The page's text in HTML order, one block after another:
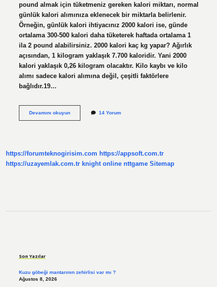
pound almak için tüketmeniz gereken kalori miktarı, normal
günlük kalori alımınıza eklenecek bir miktarla belirlenir.
Örneğin, günlük kalori ihtiyacınız 2000 kalori ise, günde
ortalama 300-500 kalori daha tüketerek haftada ortalama 1
ila 2 pound alabilirsiniz. 2000 kalori kaç kg yapar? Ağırlık
açısından, 1 kilogram yaklaşık 7.700 kaloridir. Yani 2000
kalori yaklaşık 0,26 kilogram olacaktır. Kilo kaybı ve kilo
alımı sadece kalori alımına değil, çeşitli faktörlere
bağlıdır.19…
Devamını okuyun2000
14 Yorum
https://forumteknogirisim.com https://appsoft.com.tr
https://uzayemlak.com.tr knight online nttgame Sitemap
Son Yazılar
Kuzu göbeği mantarının zehirlisi var mı ?
Ağustos 8, 2026